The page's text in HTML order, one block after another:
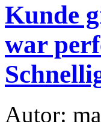
Kunde
war
Autor: